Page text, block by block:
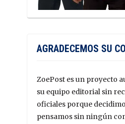
AGRADECEMOS SU
ZoePost es un proyecto
su equipo editorial sin
oficiales porque
pensamos sin ningún